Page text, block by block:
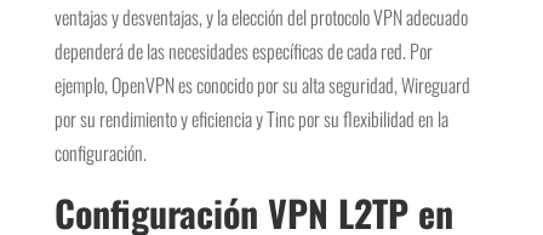
ventajas y desventajas, y la elección del protocolo VPN adecuado
dependerá de las necesidades específicas de cada red. Por
ejemplo, OpenVPN es conocido por su alta seguridad, Wireguard
por su rendimiento y eficiencia y Tinc por su flexibilidad en la
configuración.
Configuración VPN L2TP en